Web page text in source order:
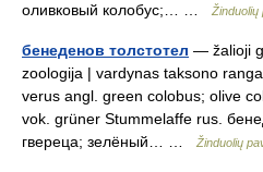
оливковый колобус;… …
Žinduolių
бенеденов толстотел — žalioji
zoologija | vardynas taksono
verus angl. green colobus; olive
vok. grüner Stummelaffe rus.
гвереца; зелёный… …
Žinduolių